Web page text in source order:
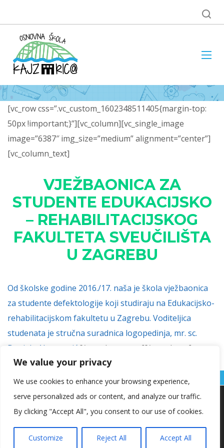
We value your privacy
We use cookies to enhance your browsing experience,
serve personalized ads or content, and analyze our traffic.
By clicking "Accept All", you consent to our use of cookies.
Customize Reject All Accept All
[vc_row css=”.vc_custom_1602348511405{margin-top:
50px !important;}”][vc_column][vc_single_image
image=”6387″ img_size=”medium” alignment=”center”]
[vc_column_text]
VJEŽBAONICA ZA
STUDENTE EDUKACIJSKO
– REHABILITACIJSKOG
FAKULTETA SVEUČILIŠTA
U ZAGREBU
Od školske godine 2016./17. naša je škola vježbaonica
za studente defektologije koji studiraju na Edukacijsko-
rehabilitacijskom fakultetu u Zagrebu. Voditeljica
studenata je stručna suradnica logopedinja, mr. sc.
Daniela Abramović. [/vc_column_text][/vc_column]
[vc_column][/vc_column][/vc_row]
Copyright © OŠ Kajzerica
Koristimo kolačiće kako bismo vam pružili najbolje iskustvo na
našoj web stranici.
Informacije o kolačićima koje koristimo ili opcije za
Prihvaćam